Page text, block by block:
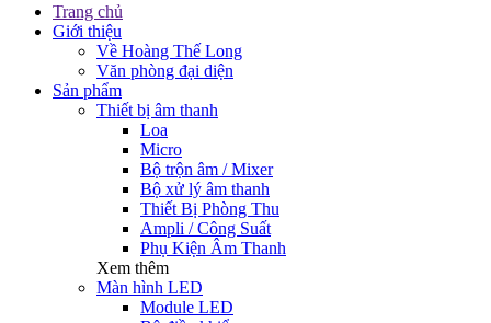
Trang chủ
Giới thiệu
Về Hoàng Thế Long
Văn phòng đại diện
Sản phẩm
Thiết bị âm thanh
Loa
Micro
Bộ trộn âm / Mixer
Bộ xử lý âm thanh
Thiết Bị Phòng Thu
Ampli / Công Suất
Phụ Kiện Âm Thanh
Xem thêm
Màn hình LED
Module LED